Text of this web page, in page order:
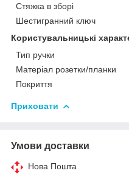
Стяжка в зборі
Шестигранний ключ
Користувальницькі
Тип ручки
Матеріал розетки/планки
Покриття
Приховати
Умови доставки
Нова Пошта